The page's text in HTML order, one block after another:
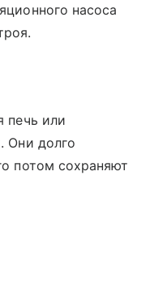
насоса
печь или
Они долго
потом сохраняют